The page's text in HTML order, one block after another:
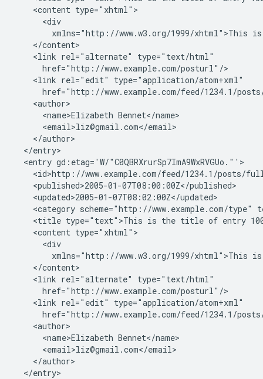
    <content type="xhtml">
      <div
xmlns="http://www.w3.org/1999/xhtml">This
    </content>
    <link rel="alternate" type="text/html"
      href="http://www.example.com/posturl"/>
    <link rel="edit" type="application/atom+xml"
href="http://www.example.com/feed/1234.1/
    <author>
      <name>Elizabeth Bennet</name>
      <email>liz@gmail.com</email>
    </author>
  </entry>
  <entry gd:etag='W/"C0QBRXrurSp7ImA9WxRVGUo."'>
<id>http://www.example.com/feed/1234.1/posts/
    <published>2005-01-07T08:00:00Z</published>
    <updated>2005-01-07T08:02:00Z</updated>
<category scheme="http://www.example.com/type"
<title type="text">This is the title of entry
    <content type="xhtml">
      <div
xmlns="http://www.w3.org/1999/xhtml">This
    </content>
    <link rel="alternate" type="text/html"
      href="http://www.example.com/posturl"/>
    <link rel="edit" type="application/atom+xml"
href="http://www.example.com/feed/1234.1/
    <author>
      <name>Elizabeth Bennet</name>
      <email>liz@gmail.com</email>
    </author>
  </entry>